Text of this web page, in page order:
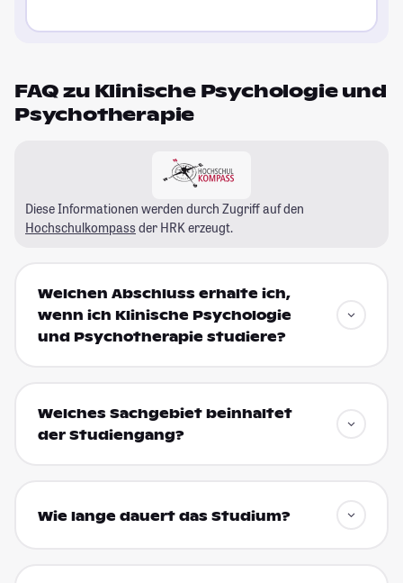
FAQ zu Klinische Psychologie und
Psychotherapie
Diese Informationen werden durch Zugriff auf den
Hochschulkompass der HRK erzeugt.
Welchen Abschluss erhalte ich,
wenn ich Klinische Psychologie
und Psychotherapie studiere?
Welches Sachgebiet beinhaltet
der Studiengang?
Wie lange dauert das Studium?